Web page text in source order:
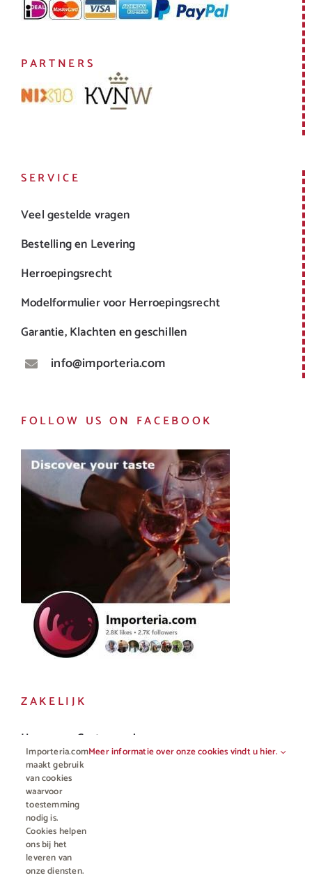
PARTNERS
SERVICE
Veel gestelde vragen
Bestelling en Levering
Herroepingsrecht
Modelformulier voor Herroepingsrecht
Garantie, Klachten en geschillen
info@importeria.com
FOLLOW US ON FACEBOOK
ZAKELIJK
Horeca en Gastronomie
Vakhandel
Importeria.com
maakt gebruik
van cookies
waarvoor
toestemming
nodig is.
Cookies helpen
ons bij het
leveren van
onze diensten.
Meer informatie over onze cookies vindt u hier.